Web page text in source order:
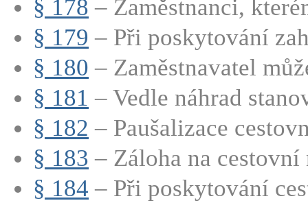
§ 178 – Zaměstnanci,
§ 179 – Při poskytování
§ 180 – Zaměstnavatel
§ 181 – Vedle náhrad
§ 182 – Paušalizace
§ 183 – Záloha na cestovní
§ 184 – Při poskytování